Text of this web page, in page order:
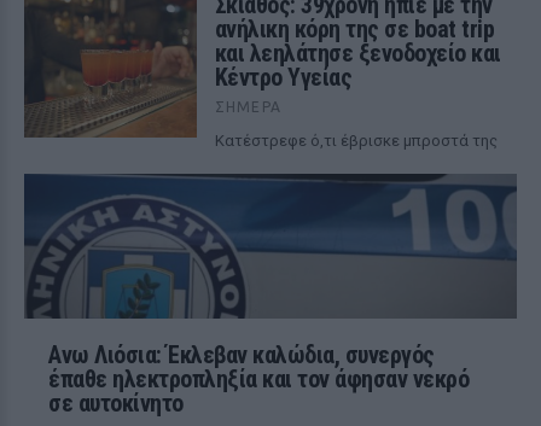
ανήλικη κόρη της σε boat trip
και λεηλάτησε ξενοδοχείο και
Κέντρο Υγείας
ΣΉΜΕΡΑ
Κατέστρεφε ό,τι έβρισκε μπροστά της
Ανω Λιόσια: Έκλεβαν καλώδια, συνεργός
έπαθε ηλεκτροπληξία και τον άφησαν νεκρό
σε αυτοκίνητο